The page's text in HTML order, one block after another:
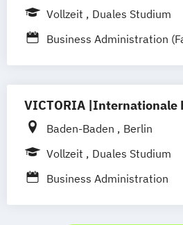
Vollzeit
Duales Studium
Business Administration
Hotel- und
VICTORIA |Internationale
Baden-Baden
Berlin
Vollzeit
Duales Studium
Business Administration